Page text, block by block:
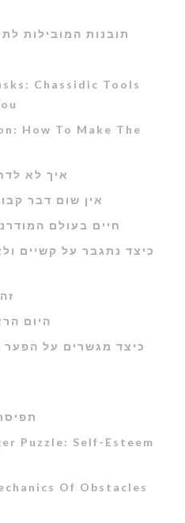
תובנות המובילות
Chassidic Tools
How To Make The
איך לא לדחות
אין שום דבר
?חיים בעולם
כיצד נתגבר על קשיים
היום
כיצד מגשרים על הפער
Puzzle: Self-Esteem
Of Obstacles